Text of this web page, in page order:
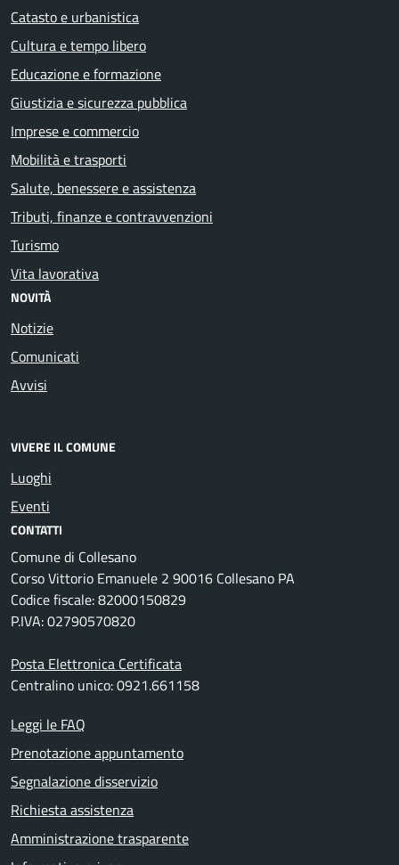
Catasto e urbanistica
Cultura e tempo libero
Educazione e formazione
Giustizia e sicurezza pubblica
Imprese e commercio
Mobilità e trasporti
Salute, benessere e assistenza
Tributi, finanze e contravvenzioni
Turismo
Vita lavorativa
NOVITÀ
Notizie
Comunicati
Avvisi
VIVERE IL COMUNE
Luoghi
Eventi
CONTATTI
Comune di Collesano
Corso Vittorio Emanuele 2 90016 Collesano PA
Codice fiscale: 82000150829
P.IVA: 02790570820
Posta Elettronica Certificata
Centralino unico: 0921.661158
Leggi le FAQ
Prenotazione appuntamento
Segnalazione disservizio
Richiesta assistenza
Amministrazione trasparente